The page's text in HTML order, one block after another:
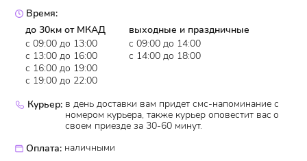
Время:
до 30км от МКАД
с 09:00 до 13:00
с 13:00 до 16:00
с 16:00 до 19:00
с 19:00 до 22:00
выходные и праздничные
с 09:00 до 14:00
с 14:00 до 18:00
Курьер: в день доставки вам придет смс-напоминание с
номером курьера, также курьер оповестит ваc о
своем приезде за 30-60 минут.
Оплата: наличными